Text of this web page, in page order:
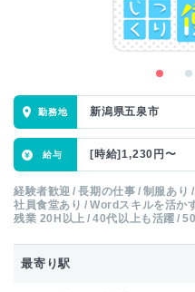
新潟県五泉市
[時給]1,230円〜
経験者歓迎 長期の仕事 制服あり
社員食堂あり
Wordスキルを活か
残業 20H以上
40代以上も活躍
最寄り駅